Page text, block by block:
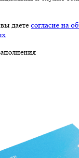
даете согласие на